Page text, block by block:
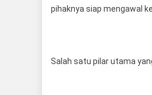
pihaknya siap mengawal
Salah satu pilar utama